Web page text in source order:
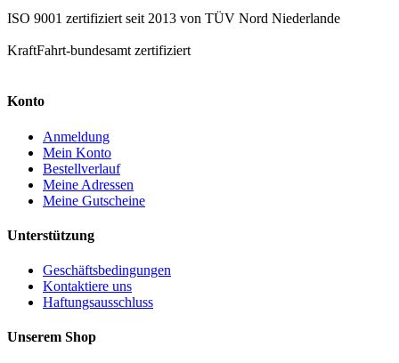
ISO 9001 zertifiziert seit 2013 von TÜV Nord Niederlande
KraftFahrt-bundesamt zertifiziert
Konto
Anmeldung
Mein Konto
Bestellverlauf
Meine Adressen
Meine Gutscheine
Unterstützung
Geschäftsbedingungen
Kontaktiere uns
Haftungsausschluss
Unserem Shop